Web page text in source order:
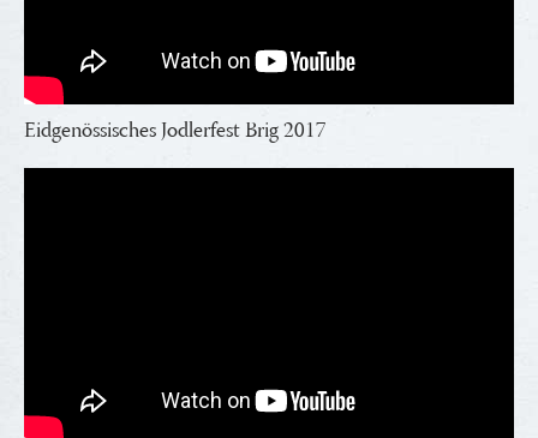
Eidgenössisches Jodlerfest Brig 2017